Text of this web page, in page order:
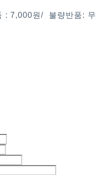
: 7,000원/ 불량반품: 무